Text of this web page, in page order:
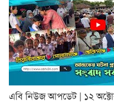
এবি নিউজ আপডেট | ১২